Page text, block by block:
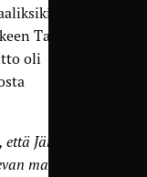
TamU
oli
Järvelä oli
maalin.